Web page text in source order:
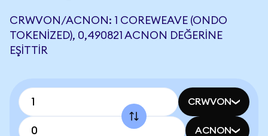
CRWVON/ACNON: 1 COREWEAVE (ONDO
TOKENIZED), 0,490821 ACNON DEĞERINE
EŞITTIR
CRWVON
ACNON